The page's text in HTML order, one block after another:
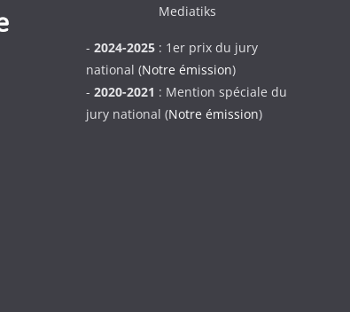
- 2024-2025 : 1er prix du jury
national (Notre émission)
- 2020-2021 : Mention spéciale du
jury national (Notre émission)